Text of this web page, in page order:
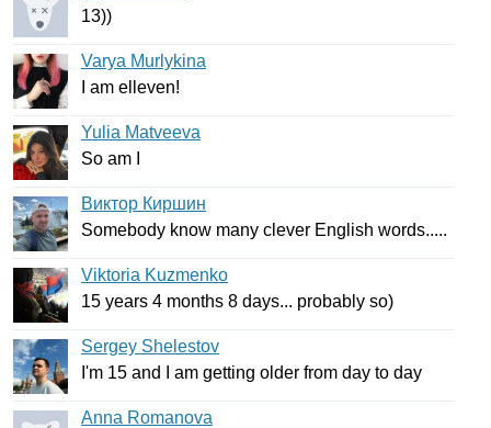
13))
Varya Murlykina
am elleven!
Yulia Matveeva
So am
Виктор Киршин
Somebody know many clever English words.....
Viktoria Kuzmenko
15 years 4 months 8 days... probably so)
Sergey Shelestov
I'm 15 and am getting older from day to day
Anna Romanova